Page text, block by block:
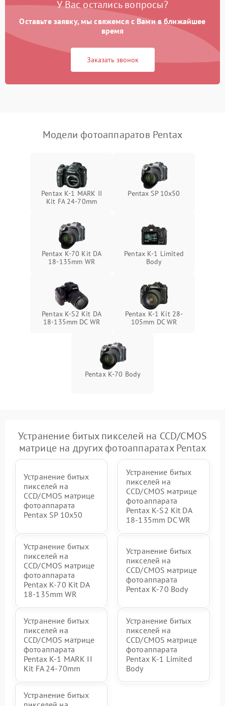
У Вас остались вопросы?
Оставьте заявку, мы свяжемся с Вами в ближайшее
время
Заказать звонок
Модели фотоаппаратов Pentax
Pentax K-1 MARK II
Kit FA 24-70mm
Pentax SP 10x50
Pentax K-70 Kit DA
18-135mm WR
Pentax K-1 Limited
Body
Pentax K-S2 Kit DA
18-135mm DC WR
Pentax K-1 Kit 28-
105mm DC WR
Pentax K-70 Body
Устранение битых пикселей на CCD/CMOS
матрице на других фотоаппаратах Pentax
Устранение битых
пикселей на
CCD/CMOS матрице
фотоаппарата
Pentax SP 10x50
Устранение битых
пикселей на
CCD/CMOS матрице
фотоаппарата
Pentax K-S2 Kit DA
18-135mm DC WR
Устранение битых
пикселей на
CCD/CMOS матрице
фотоаппарата
Pentax K-70 Kit DA
18-135mm WR
Устранение битых
пикселей на
CCD/CMOS матрице
фотоаппарата
Pentax K-70 Body
Устранение битых
пикселей на
CCD/CMOS матрице
фотоаппарата
Pentax K-1 MARK II
Kit FA 24-70mm
Устранение битых
пикселей на
CCD/CMOS матрице
фотоаппарата
Pentax K-1 Limited
Body
Устранение битых